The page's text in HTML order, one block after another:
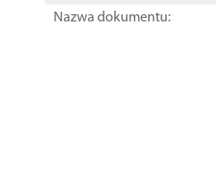
Nazwa dokumentu: